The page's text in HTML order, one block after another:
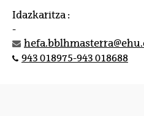
Idazkaritza :
-
943 018975-943 018688